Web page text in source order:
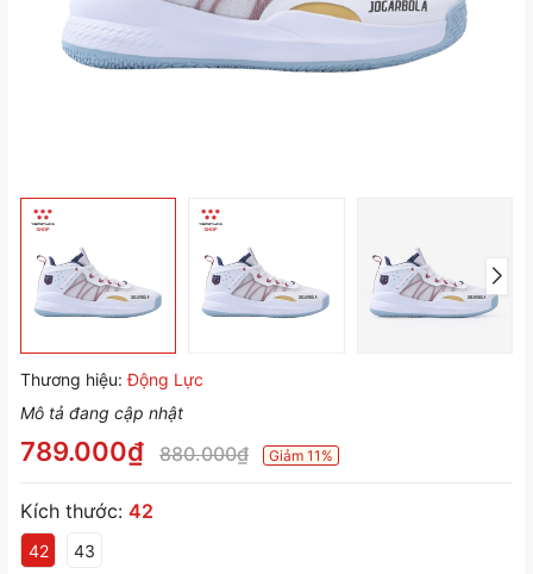
Thương hiệu: Động Lực
Mô tả đang cập nhật
789.000₫ 880.000₫ Giảm 11%
Kích thước: 42
42 43